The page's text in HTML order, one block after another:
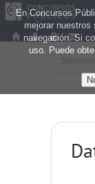
En Concursos
mejorar
navegación. Si
uso. Puede